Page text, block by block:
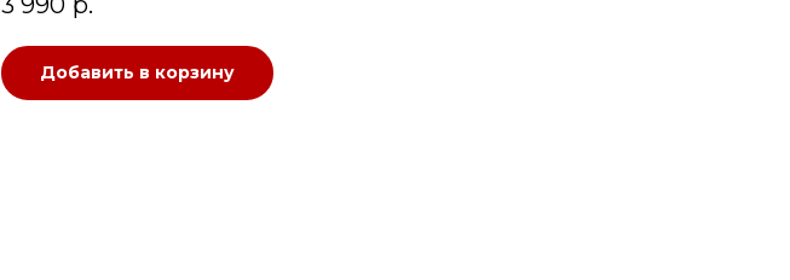
Добавить в корзину